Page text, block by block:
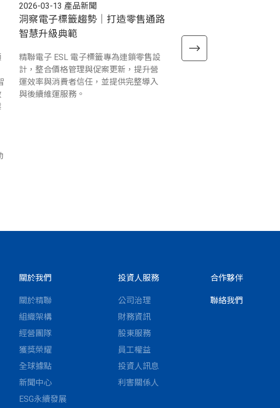
2026-03-13 產品新聞
洞察電子標籤趨勢｜打造零售通路
智慧升級典範
精聯電子 ESL 電子標籤專為連鎖零售設
計，整合價格管理與促案更新，提升營
運效率與消費者信任，並提供完整導入
與後續維運服務。
式上市
精聯電子 Unitech RT112
關於我們
關於精聯
組織架構
經營團隊
獲獎榮耀
全球據點
新聞中心
ESG永續發展
投資人服務
公司治理
財務資訊
股東服務
員工權益
投資人訊息
利害關係人
合作夥伴
聯絡我們